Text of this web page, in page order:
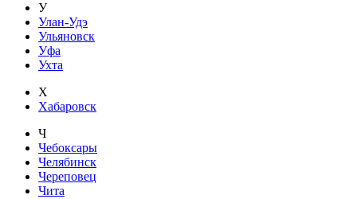
У
Улан-Удэ
Ульяновск
Уфа
Ухта
Х
Хабаровск
Ч
Чебоксары
Челябинск
Череповец
Чита